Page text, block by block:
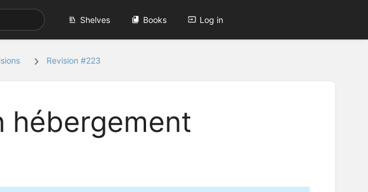
Shelves Books Log in
Revision #223
hébergement